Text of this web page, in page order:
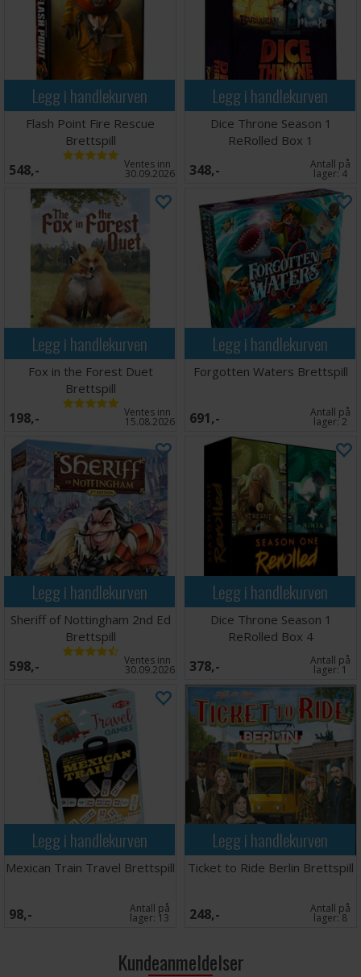
Legg i handlekurven
Flash Point Fire Rescue
Brettspill
548,- Ventes inn
30.09.2026
Legg i handlekurven
Dice Throne Season 1
ReRolled Box 1
348,- Antall på
lager:4
Legg i handlekurven
Fox in the Forest Duet
Brettspill
198,- Ventes inn
15.08.2026
Legg i handlekurven
Forgotten Waters Brettspill
691,- Antall på
lager:2
Legg i handlekurven
Sheriff of Nottingham 2nd Ed
Brettspill
598,- Ventes inn
30.09.2026
Legg i handlekurven
Dice Throne Season 1
ReRolled Box 4
378,- Antall på
lager:1
Legg i handlekurven
Mexican Train Travel Brettspill
98,- Antall på
lager: 13
Legg i handlekurven
Ticket to Ride Berlin Brettspill
248,- Antall på
lager:8
Kundeanmeldelser